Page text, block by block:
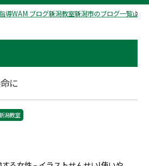
導WAM ブログ新潟教室新潟市のブログ一覧山の
に
潟教室